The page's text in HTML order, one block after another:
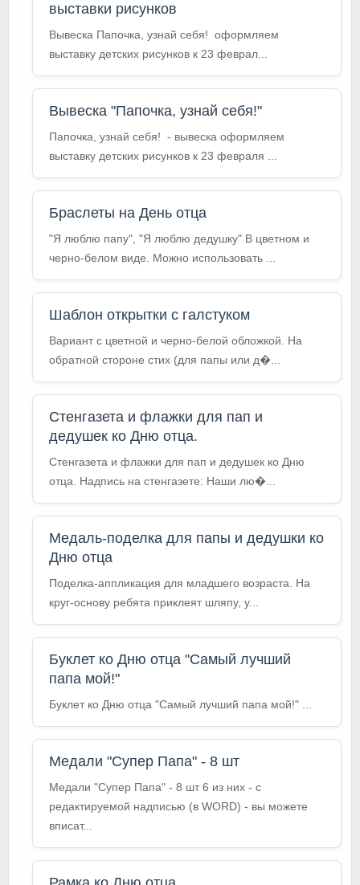
выставки рисунков
Вывеска Папочка, узнай себя! оформляем
выставку детских рисунков к 23 феврал...
Вывеска "Папочка, узнай себя!"
Папочка, узнай себя! - вывеска оформляем
выставку детских рисунков к 23 февраля ...
Браслеты на День отца
"Я люблю папу", "Я люблю дедушку" В цветном и
черно-белом виде. Можно использовать ...
Шаблон открытки с галстуком
Вариант с цветной и черно-белой обложкой. На
обратной стороне стих (для папы или д�...
Стенгазета и флажки для пап и
дедушек ко Дню отца.
Стенгазета и флажки для пап и дедушек ко Дню
отца. Надпись на стенгазете: Наши лю�...
Медаль-поделка для папы и дедушки ко
Дню отца
Поделка-аппликация для младшего возраста. На
круг-основу ребята приклеят шляпу, у...
Буклет ко Дню отца "Самый лучший
папа мой!"
Буклет ко Дню отца "Самый лучший папа мой!" ...
Медали "Супер Папа" - 8 шт
Медали "Супер Папа" - 8 шт 6 из них - с
редактируемой надписью (в WORD) - вы можете
вписат...